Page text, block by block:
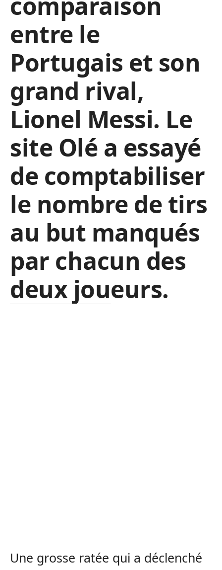
entre le
Portugais et son
grand rival,
Lionel Messi. Le
site Olé a essayé
de comptabiliser
le nombre de tirs
au but manqués
par chacun des
deux joueurs.
Une grosse ratée qui a déclenché